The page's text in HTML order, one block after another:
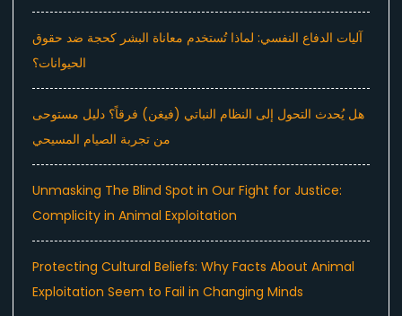
آليات الدفاع النفسي: لماذا تُستخدم معاناة البشر كحجة ضد حقوق
الحيوانات؟
هل يُحدث التحول إلى النظام النباتي (فيغن) فرقاً؟ دليل مستوحى
من تجربة الصيام المسيحي
Unmasking The Blind Spot in Our Fight for Justice:
Complicity in Animal Exploitation
Protecting Cultural Beliefs: Why Facts About Animal
Exploitation Seem to Fail in Changing Minds